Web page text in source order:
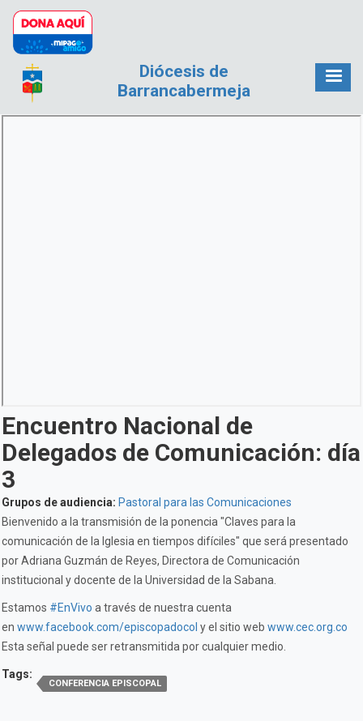
Pasar al contenido principal
Diócesis de
Barrancabermeja
Encuentro Nacional de
Delegados de Comunicación: día
3
Grupos de audiencia: Pastoral para las Comunicaciones
Bienvenido a la transmisión de la ponencia "Claves para la
comunicación de la Iglesia en tiempos difíciles" que será presentado
por Adriana Guzmán de Reyes, Directora de Comunicación
institucional y docente de la Universidad de la Sabana.
Estamos #EnVivo a través de nuestra cuenta
en www.facebook.com/episcopadocol y el sitio web www.cec.org.co
Esta señal puede ser retransmitida por cualquier medio.
Tags:
CONFERENCIA EPISCOPAL